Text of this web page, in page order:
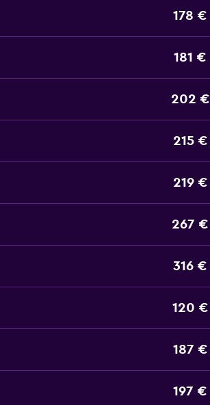
178 €
181 €
202 €
215 €
219 €
267 €
316 €
120 €
187 €
197 €